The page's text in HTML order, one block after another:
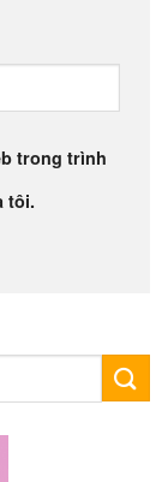
trong trình
tôi.